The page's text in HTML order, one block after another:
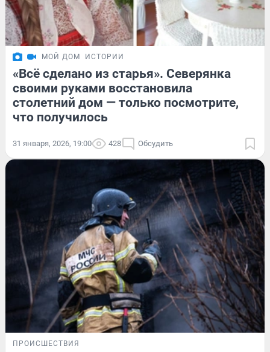
МОЙ ДОМ ИСТОРИИ
«Всё сделано из старья». Северянка
своими руками восстановила
столетний дом — только посмотрите,
что получилось
31 января, 2026, 19:00 428 Обсудить
ПРОИСШЕСТВИЯ